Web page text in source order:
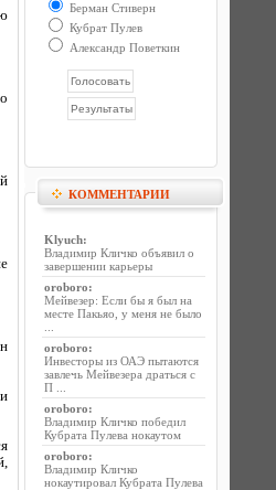
Берман Стиверн
Кубрат Пулев
Александр Поветкин
КОММЕНТАРИИ
Klyuch:
Владимир Кличко объявил о
завершении карьеры
oroboro:
Мейвезер: Если бы я был на
месте Пакьяо, у меня не было
oroboro:
Инвесторы из ОАЭ пытаются
завлечь Мейвезера драться с
П ...
oroboro:
Владимир Кличко победил
Кубрата Пулева нокаутом
oroboro:
Владимир Кличко
нокаутировал Кубрата Пулева